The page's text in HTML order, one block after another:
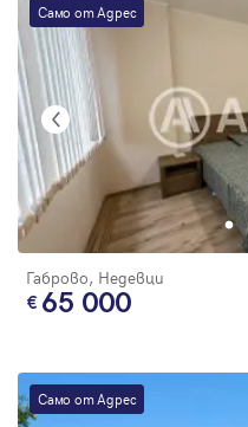
Само от Адрес
Габрово, Недевци
65 000
Само от Адрес